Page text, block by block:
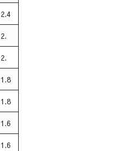
2.4
2.
2.
1.8
1.8
1.6
1.6